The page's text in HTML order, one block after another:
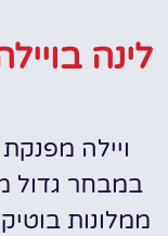
לינה
ויילה
במבחר גדול
ממלונות